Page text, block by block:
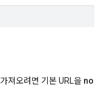
져오려면 기본 URL을 no